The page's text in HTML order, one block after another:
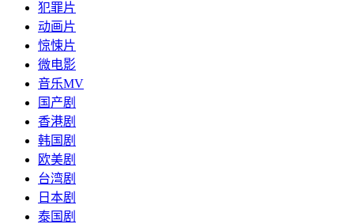
犯罪片
动画片
惊悚片
微电影
音乐MV
国产剧
香港剧
韩国剧
欧美剧
台湾剧
日本剧
泰国剧